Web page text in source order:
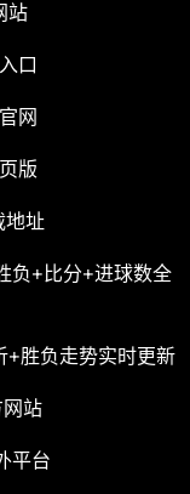
站
口
网
版
地址
负+比分+进球数全
+胜负走势实时更新
站
平台